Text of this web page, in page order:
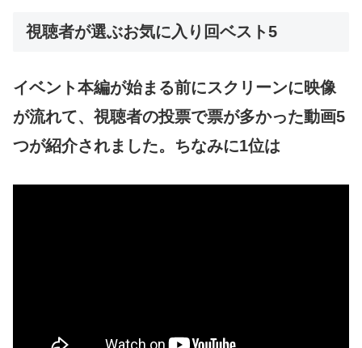
視聴者が選ぶお気に入り回ベスト5
イベント本編が始まる前にスクリーンに映像
が流れて、視聴者の投票で票が多かった動画5
つが紹介されました。ちなみに1位は